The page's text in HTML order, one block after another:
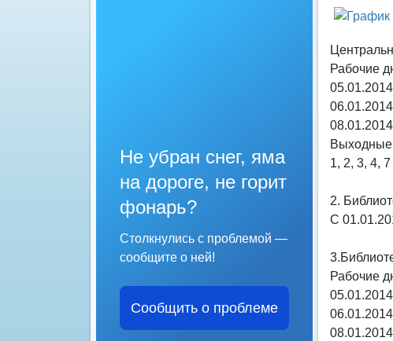
Рабочие
Выходные
1, 2, 3, 4,
2.
С
Рабочие
Не убран снег, яма
на дороге, не горит
фонарь?
Столкнулись с проблемой —
сообщите о ней!
Сообщить о проблеме